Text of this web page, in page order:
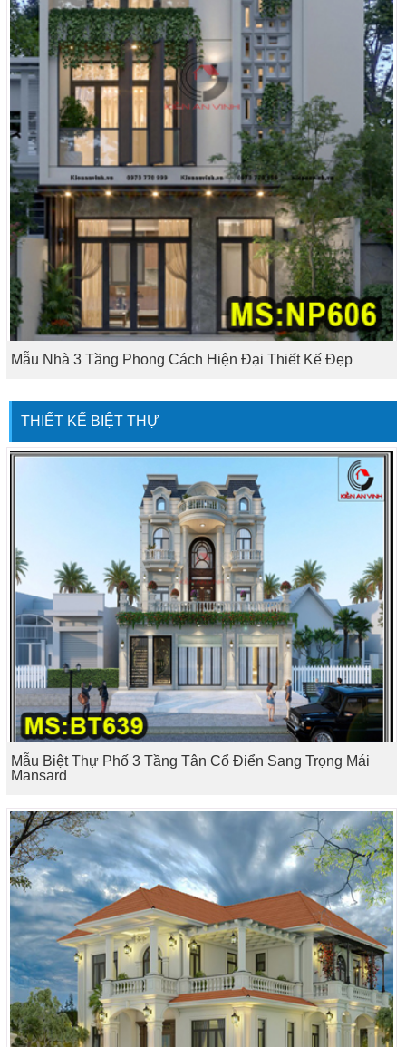
Mẫu Nhà 3 Tầng Phong Cách Hiện Đại Thiết Kế Đẹp
THIẾT KẾ BIỆT THỰ
Mẫu Biệt Thự Phố 3 Tầng Tân Cổ Điển Sang Trọng Mái
Mansard